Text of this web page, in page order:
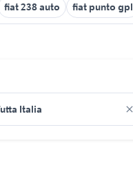
fiat 238 auto fiat punto gpl